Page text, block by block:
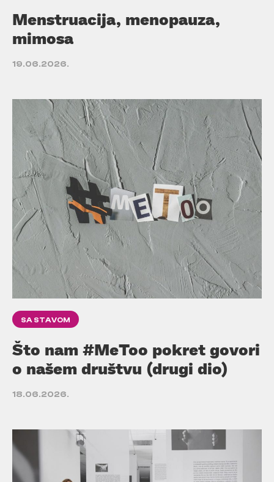
Menstruacija, menopauza,
mimosa
19.06.2026.
SA STAVOM
Što nam #MeToo pokret govori
o našem društvu (drugi dio)
18.06.2026.